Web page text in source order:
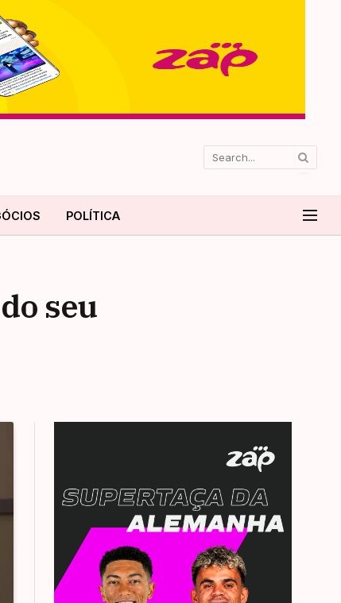
POLÍTICA
seu